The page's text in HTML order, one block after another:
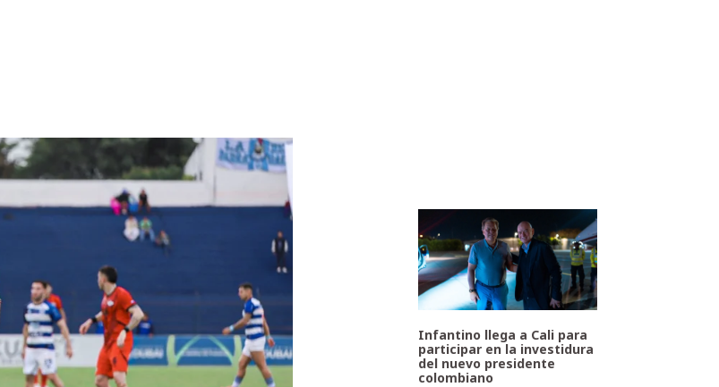
Infantino llega a Cali para
participar en la investidura
del nuevo presidente
colombiano